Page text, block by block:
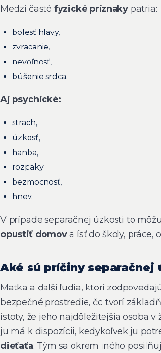
Medzi časté fyzické príznaky patria:
bolesť hlavy,
zvracanie,
nevoľnosť,
búšenie srdca.
Aj psychické:
strach,
úzkosť,
hanba,
rozpaky,
bezmocnosť,
hnev.
V prípade separačnej úzkosti to
opustiť domova ísť do školy, práce,
Aké sú príčiny separačnej
Matka a ďalší ľudia, ktorí
bezpečné prostredie, čo tvorí
istoty, že jeho najdôležitejšia osoba
ju má k dispozícii, kedykoľvek ju
dieťaťa. Tým sa okrem iného